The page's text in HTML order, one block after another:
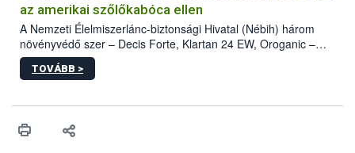
az amerikai szőlőkabóca ellen
A Nemzeti Élelmiszerlánc-biztonsági Hivatal (Nébih) három
növényvédő szer – Decis Forte, Klartan 24 EW, Oroganic –
engedélyokiratát módosította, így azok a szüretet követően,
egészen a vesszőérettség (BBCH 91) stádiumáig
érésű szőlőkben is legyen lehetőség a károsító elleni további
felhasználók számára is elérhető és ökológiai termesztésben is
TOVÁBB >